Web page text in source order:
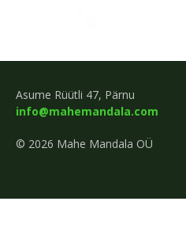
Asume Rüütli 47, Pärnu
info@mahemandala.com
© 2026 Mahe Mandala OÜ